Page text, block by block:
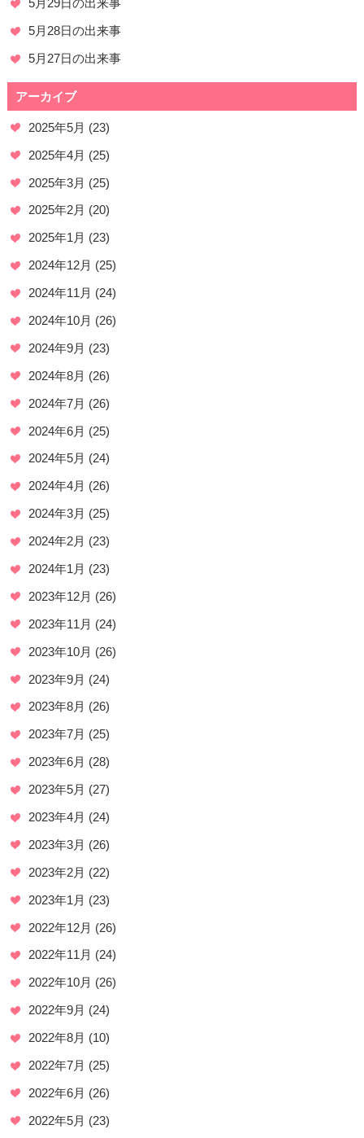
5月29日の出来事
5月28日の出来事
5月27日の出来事
アーカイブ
2025年5月 (23)
2025年4月 (25)
2025年3月 (25)
2025年2月 (20)
2025年1月 (23)
2024年12月 (25)
2024年11月 (24)
2024年10月 (26)
2024年9月 (23)
2024年8月 (26)
2024年7月 (26)
2024年6月 (25)
2024年5月 (24)
2024年4月 (26)
2024年3月 (25)
2024年2月 (23)
2024年1月 (23)
2023年12月 (26)
2023年11月 (24)
2023年10月 (26)
2023年9月 (24)
2023年8月 (26)
2023年7月 (25)
2023年6月 (28)
2023年5月 (27)
2023年4月 (24)
2023年3月 (26)
2023年2月 (22)
2023年1月 (23)
2022年12月 (26)
2022年11月 (24)
2022年10月 (26)
2022年9月 (24)
2022年8月 (10)
2022年7月 (25)
2022年6月 (26)
2022年5月 (23)